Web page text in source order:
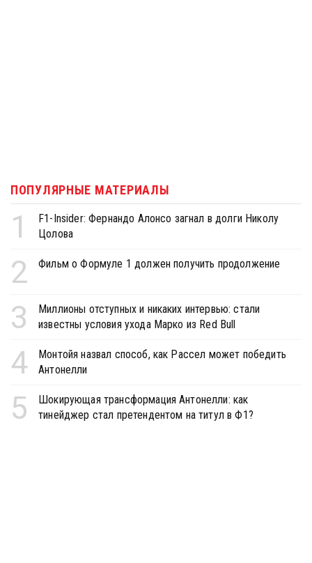
ПОПУЛЯРНЫЕ МАТЕРИАЛЫ
1
F1-Insider: Фернандо Алонсо загнал в долги Николу
Цолова
2 Фильм о Формуле 1 должен получить продолжение
3
Миллионы отступных и никаких интервью: стали
известны условия ухода Марко из Red Bull
4
Монтойя назвал способ, как Рассел может победить
Антонелли
5
Шокирующая трансформация Антонелли: как
тинейджер стал претендентом на титул в Ф1?